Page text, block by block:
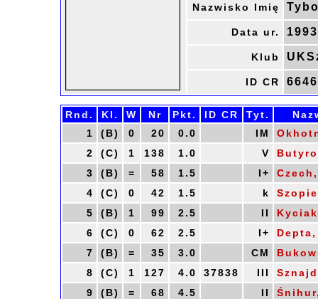
Nazwisko Imię
Data ur.
Klub
ID CR
Rnd. Kl. W Nr Pkt. ID CR Tyt.
1
(B) 0 20 0.0 IM
2
(C) 1 138 1.0 V
3
(B) = 58 1.5 I+
4
(C) 0 42 1.5 k
5
(B) 1 99 2.5 II
6
(C) 0 62 2.5 I+
7
(B) = 35 3.0 CM
8
(C) 1 127 4.0 37838 III
9
(B) = 68 4.5 II